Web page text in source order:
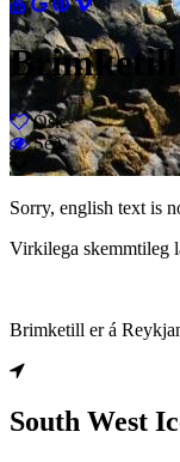
Brimketill
Ósk
Séð
Sorry, english text is
Virkilega skemmtileg
Brimketill er á
South West